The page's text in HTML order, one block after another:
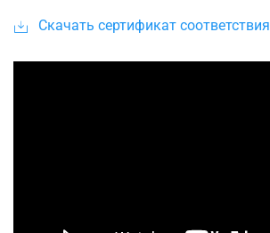
Скачать сертификат соответствия